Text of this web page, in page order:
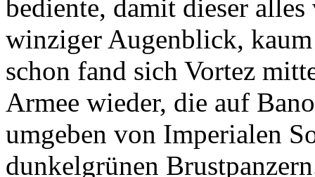
bediente, damit dieser
winziger Augenblick,
schon fand sich Vortez
Armee wieder, die auf
umgeben von Imperialen
dunkelgrünen